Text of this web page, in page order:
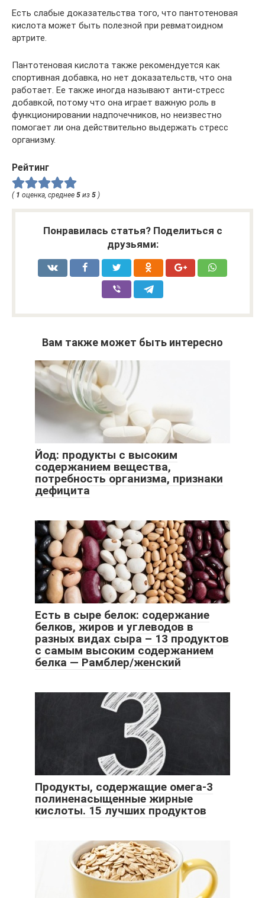
Есть слабые доказательства того, что пантотеновая
кислота может быть полезной при ревматоидном
артрите.
Пантотеновая кислота также рекомендуется как
спортивная добавка, но нет доказательств, что она
работает. Ее также иногда называют анти-стресс
добавкой, потому что она играет важную роль в
функционировании надпочечников, но неизвестно
помогает ли она действительно выдержать стресс
организму.
Рейтинг
( 1 оценка, среднее 5 из 5 )
Понравилась статья? Поделиться с
друзьями:
Вам также может быть интересно
Йод: продукты с высоким
содержанием вещества,
потребность организма, признаки
дефицита
Есть в сыре белок: содержание
белков, жиров и углеводов в
разных видах сыра – 13 продуктов
с самым высоким содержанием
белка — Рамблер/женский
Продукты, содержащие омега-3
полиненасыщенные жирные
кислоты. 15 лучших продуктов